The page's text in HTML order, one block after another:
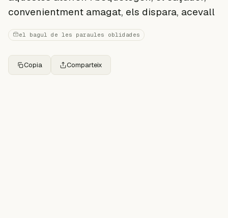
convenientment amagat, els dispara, acevall
el bagul de les paraules oblidades
Copia Comparteix